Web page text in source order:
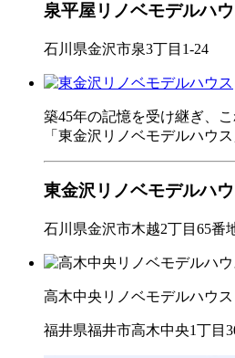
泉平屋リノベモデルハ
石川県金沢市泉3丁目1-24
築45年の記憶を受け継ぎ、
「東金沢リノベモデルハウス
東金沢リノベモデルハ
石川県金沢市木越2丁目65番
高木中央リノベモデルハウス
福井県福井市高木中央1丁目